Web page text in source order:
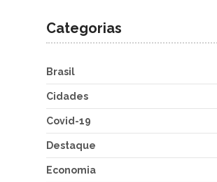
Categorias
Brasil
Cidades
Covid-19
Destaque
Economia